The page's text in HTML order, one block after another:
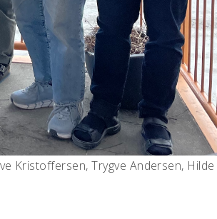
Kristoffersen, Trygve Andersen, Hilde